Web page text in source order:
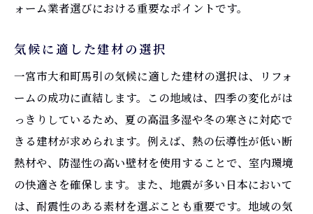
ォーム業者選びにおける重要なポイントです。
気候に適した建材の選択
一宮市大和町馬引の気候に適した建材の選択は、リフォ
ームの成功に直結します。この地域は、四季の変化がは
っきりしているため、夏の高温多湿や冬の寒さに対応で
きる建材が求められます。例えば、熱の伝導性が低い断
熱材や、防湿性の高い壁材を使用することで、室内環境
の快適さを確保します。また、地震が多い日本において
は、耐震性のある素材を選ぶことも重要です。地域の気